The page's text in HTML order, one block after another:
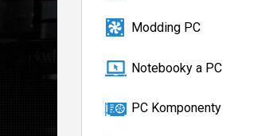
Modding PC
Notebooky a PC
PC Komponenty